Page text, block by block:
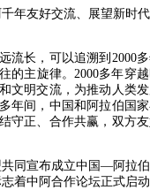
年友好交流、展望新时
流长，可以追溯到2000多
的主旋律。2000多年穿
文明交流，为推动人类
年间，中国和阿拉伯国
守正、合作共赢，双方
共同宣布成立中国—阿拉
着中阿合作论坛正式启